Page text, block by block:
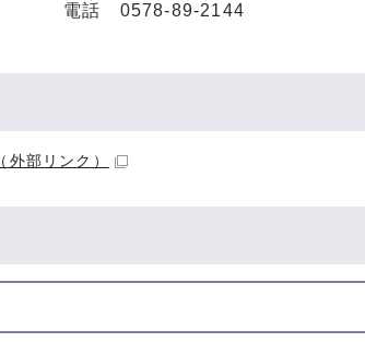
電話 0578-89-2144
（外部リンク）